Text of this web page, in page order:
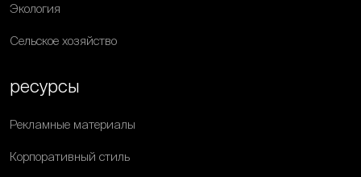
Экология
Сельское хозяйство
ресурсы
Рекламные материалы
Корпоративный стиль